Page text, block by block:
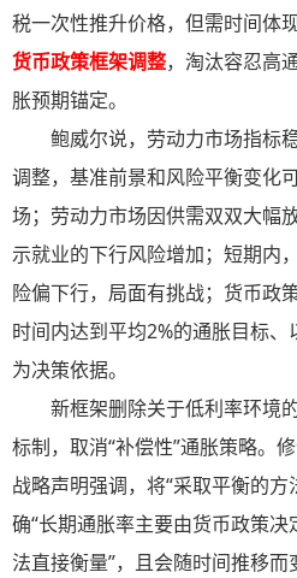
税一次性推升价格，但需时间体现
货币政策框架调整，淘汰容忍高
胀预期锚定。
鲍威尔说，劳动力市场指标
调整，基准前景和风险平衡变化
场；劳动力市场因供需双双大幅
示就业的下行风险增加；短期内
险偏下行，局面有挑战；货币政
时间内达到平均2%的通胀目标
为决策依据。
新框架删除关于低利率环境
标制，取消“补偿性”通胀策略。
战略声明强调，将“采取平衡的
确“长期通胀率主要由货币政策决
法直接衡量”，且会随时间推移